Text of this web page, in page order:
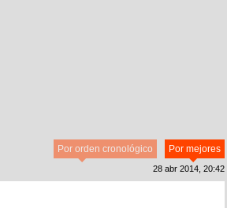
Por mejores
Por orden cronológico
28 abr 2014, 20:42